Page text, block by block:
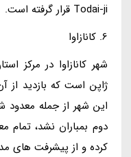
Todai-ji قرار گرفته است.
6. کانازاوا
شهر کانازاوا در مرکز
ژاپن است که بازدید از
این شهر از جمله
دوم بمباران نشد، تمام
کرده و از پیشرفت های